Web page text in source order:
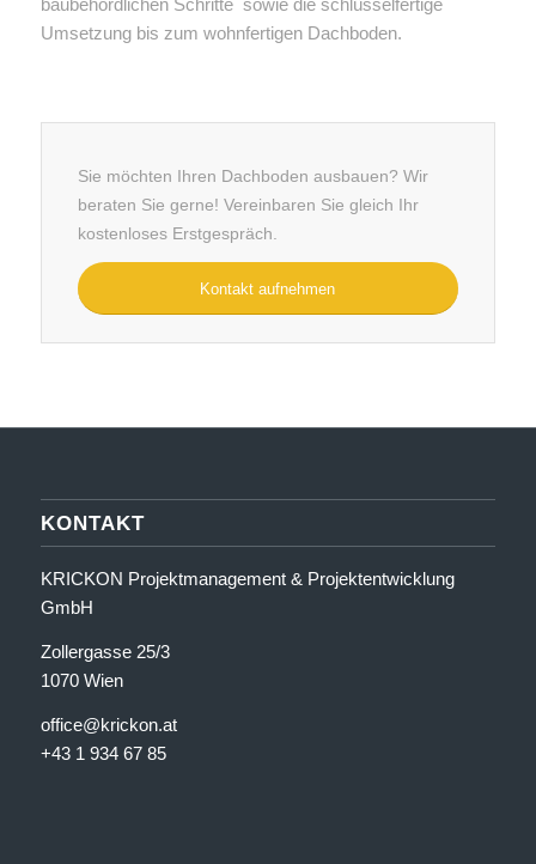
Umsetzung bis zum wohnfertigen Dachboden.
Sie möchten Ihren Dachboden ausbauen? Wir
beraten Sie gerne! Vereinbaren Sie gleich Ihr
kostenloses Erstgespräch.
Kontakt aufnehmen
KONTAKT
KRICKON Projektmanagement & Projektentwicklung
GmbH
Zollergasse 25/3
1070 Wien
office@krickon.at
+43 1 934 67 85